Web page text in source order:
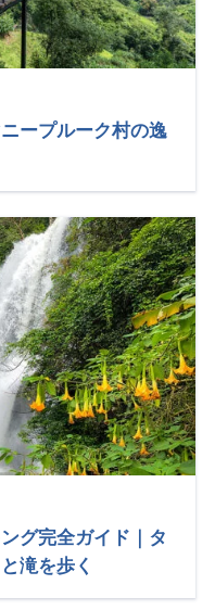
ープルーク村の逸
グ完全ガイド｜タ
滝を歩く